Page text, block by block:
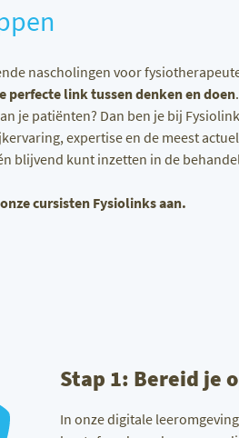
nascholingen voor
perfecte link tussen denken en doen.
je patiënten? Dan ben je bij
expertise en de meest
blijvend kunt inzetten in de
cursisten Fysiolinks aan.
Stap 1: Bereid je
In onze digitale